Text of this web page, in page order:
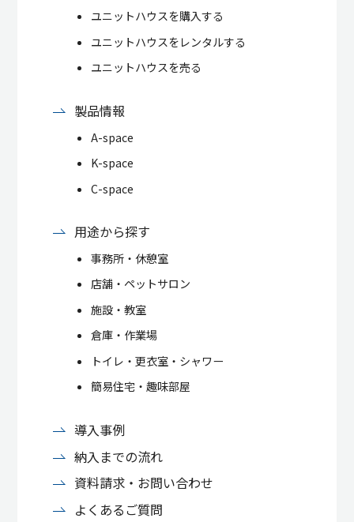
ユニットハウスを購入する
ユニットハウスをレンタルする
ユニットハウスを売る
製品情報
A-space
K-space
C-space
用途から探す
事務所・休憩室
店舗・ペットサロン
施設・教室
倉庫・作業場
トイレ・更衣室・シャワー
簡易住宅・趣味部屋
導入事例
納入までの流れ
資料請求・お問い合わせ
よくあるご質問